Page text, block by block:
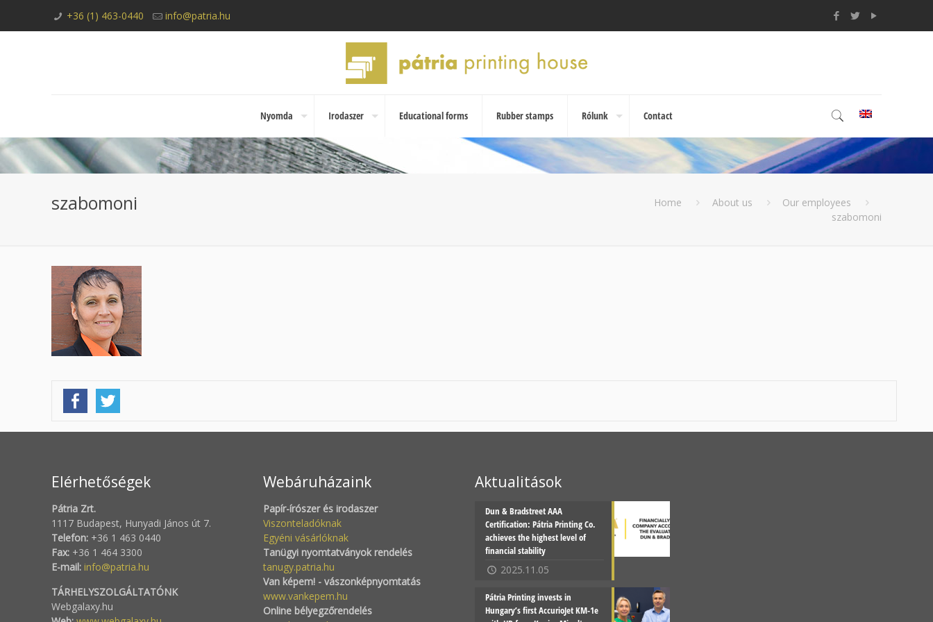
+36 (1) 463-0440 info@patria.hu
Nyomda Irodaszer Educational forms Rubber stamps Rólunk Contact
szabomoni Home About us
Our employees
szabomoni
Elérhetőségek
Pátria Zrt.
1117 Budapest, Hunyadi János út 7.
Telefon: +36 1 463 0440
Fax: +36 1 464 3300
E-mail: info@patria.hu
TÁRHELYSZOLGÁLTATÓNK
Webgalaxy.hu
Webáruházaink
Papír-írószer és irodaszer
Viszonteladóknak
Egyéni vásárlóknak
Tanügyi nyomtatványok rendelés
tanugy.patria.hu
Van képem! - vászonképnyomtatás
www.vankepem.hu
Online bélyegzőrendelés
Aktualitások
Dun & Bradstreet AAA
Certification: Pátria Printing Co.
achieves the highest level of
financial stability
2025.11.05
Pátria Printing invests in
Hungary’s first AccurioJet KM-1e